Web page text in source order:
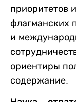
приоритетов
флагманских
и
ориентиры
содержание.